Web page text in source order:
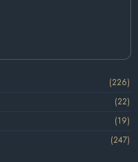
(226)
(22)
(19)
(247)